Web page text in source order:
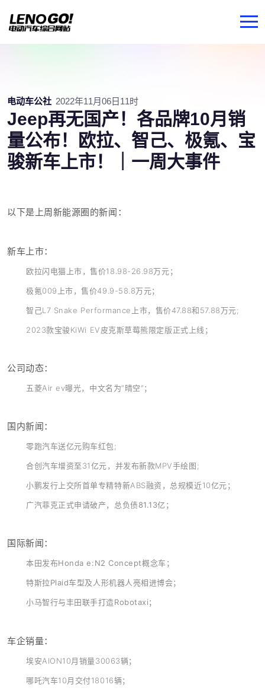
电动车公社 2022年11月06日11时
Jeep再无国产！各品牌10月销
量公布！欧拉、智己、极氪、宝
骏新车上市！｜一周大事件
以下是上周新能源圈的新闻：
新车上市：
欧拉闪电猫上市，售价18.98-26.98万元；
极氪009上市，售价49.9-58.8万元；
智己L7 Snake Performance上市，售价47.88和57.88万元;
2023款宝骏KiWi EV皮克斯草莓熊限定版正式上线 ；
公司动态：
五菱Air ev曝光，中文名为“晴空”；
国内新闻：
零跑汽车送亿元购车红包;
合创汽车增资至31亿元，并发布新款MPV手绘图;
小鹏发行上交所首单专精特新ABS融资，总规模近10亿元；
广汽菲克正式申请破产，总负债81.13亿；
国际新闻：
本田发布Honda e:N2 Concept概念车；
特斯拉Plaid车型及人形机器人亮相进博会；
小马智行与丰田联手打造Robotaxi；
车企销量：
埃安AION10月销量30063辆；
哪吒汽车10月交付18016辆；